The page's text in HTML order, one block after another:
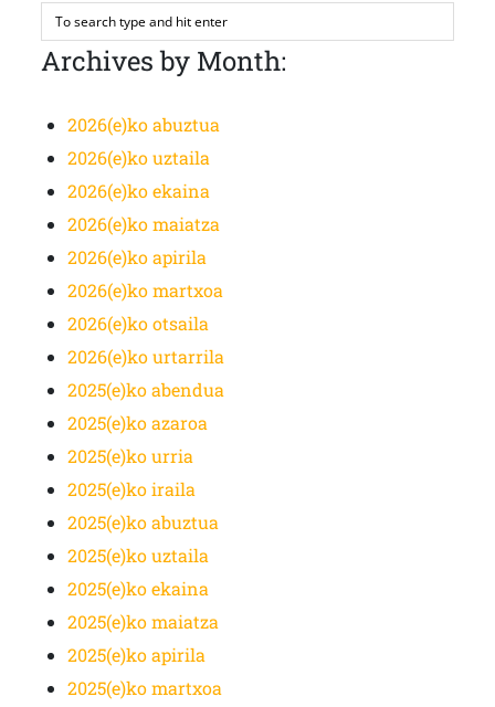
Archives by Month:
2026(e)ko abuztua
2026(e)ko uztaila
2026(e)ko ekaina
2026(e)ko maiatza
2026(e)ko apirila
2026(e)ko martxoa
2026(e)ko otsaila
2026(e)ko urtarrila
2025(e)ko abendua
2025(e)ko azaroa
2025(e)ko urria
2025(e)ko iraila
2025(e)ko abuztua
2025(e)ko uztaila
2025(e)ko ekaina
2025(e)ko maiatza
2025(e)ko apirila
2025(e)ko martxoa